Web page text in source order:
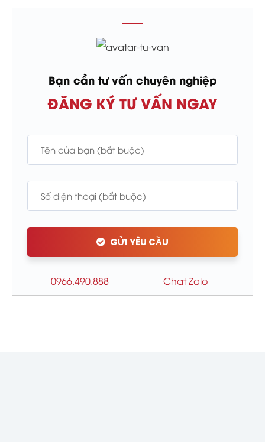
Bạn cần tư vấn chuyên nghiệp
ĐĂNG KÝ TƯ VẤN NGAY
GỬI YÊU CẦU
0966.490.888 Chat Zalo